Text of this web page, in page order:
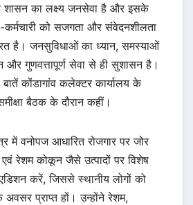
शासन का लक्ष्य जनसेवा है और इसके
कर्मचारी को सजगता और संवेदनशीलता
है। जनसुविधाओं का ध्यान, समस्याओं
और गुणवत्तापूर्ण सेवा से ही सुशासन है।
कोंडागांव कलेक्टर कार्यालय के
बैठक के दौरान कहीं।
में वनोपज आधारित रोजगार पर जोर
रेशम कोकून जैसे उत्पादों पर विशेष
करें, जिससे स्थानीय लोगों को
अवसर प्राप्त हों। उन्होंने रेशम,